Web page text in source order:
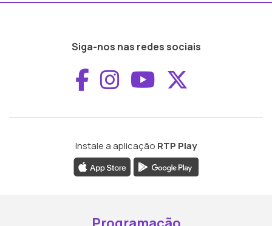
Siga-nos nas redes sociais
Aceder ao
Aceder ao
Aceder ao
Instale a aplicação RTP Play